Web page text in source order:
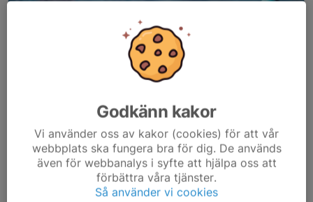
Godkänn kakor
Vi använder oss av kakor (cookies) för att vår
webbplats ska fungera bra för dig. De används
även för webbanalys i syfte att hjälpa oss att
förbättra våra tjänster.
Så använder vi cookies